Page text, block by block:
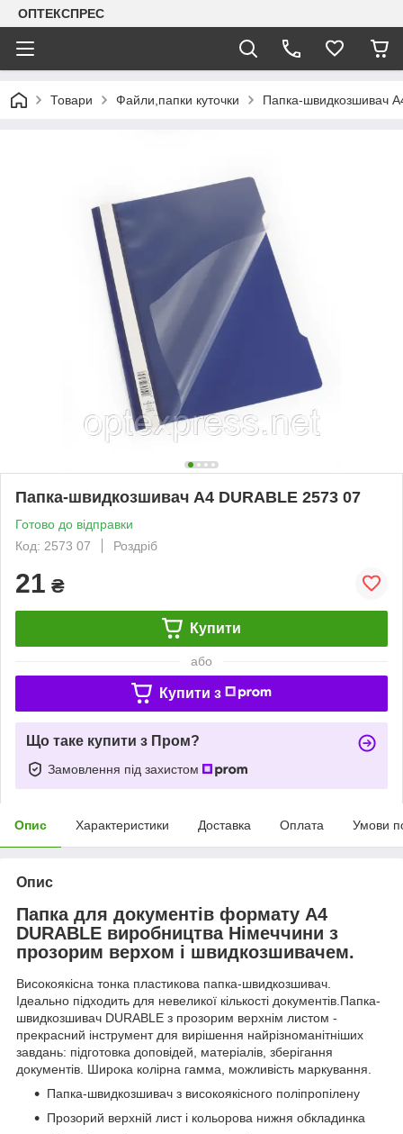
ОПТЕКСПРЕС
Товари Файли,папки куточки Папка-швидкозшивач
Папка-швидкозшивач А4 DURABLE 2573 07
Готово до відправки
Код: 2573 07
Роздріб
21 ₴
Купити
або
Купити з
Що таке купити з Пром?
Замовлення під захистом
Опис Характеристики Доставка Оплата Умови
Опис
Папка для документів формату А4
DURABLE виробництва Німеччини з
прозорим верхом і швидкозшивачем.
Високоякісна тонка пластикова папка-швидкозшивач.
Ідеально підходить для невеликої кількості документів.Папка-
швидкозшивач DURABLE з прозорим верхнім листом -
прекрасний інструмент для вирішення найрізноманітніших
завдань: підготовка доповідей, матеріалів, зберігання
документів. Широка колірна гамма, можливість маркування.
Папка-швидкозшивач з високоякісного поліпропілену
Прозорий верхній лист і кольорова нижня обкладинка